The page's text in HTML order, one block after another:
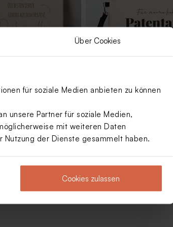
Über Cookies
für soziale Medien anbieten zu können
unsere Partner für soziale Medien,
mit weiteren Daten
der Dienste gesammelt haben.
Cookies zulassen
pink
Personalisierbare